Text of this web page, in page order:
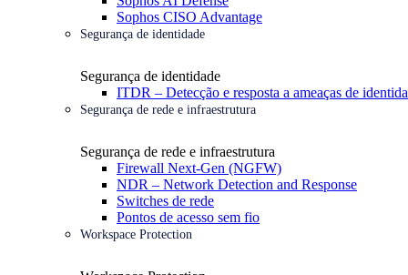
Sophos CISO Advantage
Segurança de identidade
Segurança de identidade
ITDR – Detecção e resposta a ameaças de
Segurança de rede e infraestrutura
Segurança de rede e infraestrutura
Firewall Next-Gen (NGFW)
NDR – Network Detection and Response
Switches de rede
Pontos de acesso sem fio
Workspace Protection